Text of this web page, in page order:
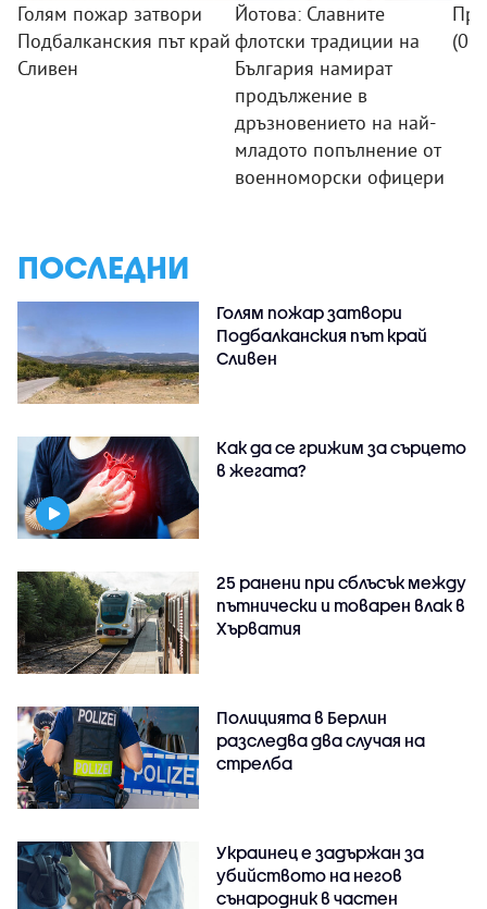
Голям пожар затвори
Подбалканския път край
Сливен
Йотова: Славните
флотски традиции на
България намират
продължение в
дръзновението на най-
младото попълнение от
военноморски офицери
ПОСЛЕДНИ
Голям пожар затвори
Подбалканския път край
Сливен
Как да се грижим за сърцето
в жегата?
25 ранени при сблъсък между
пътнически и товарен влак в
Хърватия
Полицията в Берлин
разследва два случая на
стрелба
Украинец е задържан за
убийството на негов
сънародник в частен